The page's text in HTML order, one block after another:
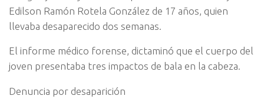
Edilson Ramón Rotela González de 17 años, quien
llevaba desaparecido dos semanas.
El informe médico forense, dictaminó que el cuerpo del
joven presentaba tres impactos de bala en la cabeza.
Denuncia por desaparición